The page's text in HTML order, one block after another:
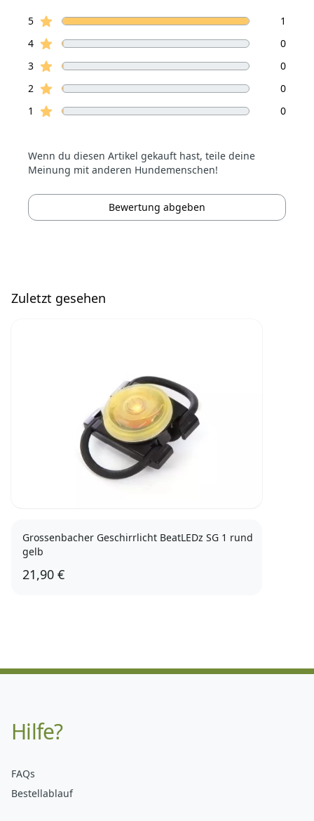
Bewertungen
5Sterne Bewertungen
1
4Sterne Bewertungen
0
3Sterne Bewertungen
0
2 Sterne Bewertungen
0
1
Sterne Bewertungen 0
Wenn du diesen Artikel gekauft hast, teile deine
Meinung mit anderen Hundemenschen!
Bewertung abgeben
Zuletzt gesehen
Grossenbacher Geschirrlicht BeatLEDz SG 1 rund
gelb
21,90 €
Hilfe?
FAQs
Bestellablauf